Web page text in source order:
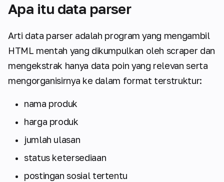
Apa itu data parser
Arti data parser adalah program yang mengambil
HTML mentah yang dikumpulkan oleh scraper dan
mengekstrak hanya data poin yang relevan serta
mengorganisirnya ke dalam format terstruktur:
nama produk
harga produk
jumlah ulasan
status ketersediaan
postingan sosial tertentu